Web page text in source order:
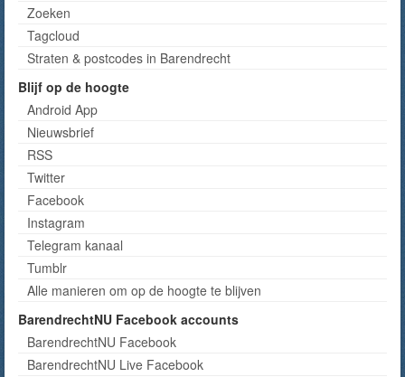
Zoeken
Tagcloud
Straten & postcodes in Barendrecht
Blijf op de hoogte
Android App
Nieuwsbrief
RSS
Twitter
Facebook
Instagram
Telegram kanaal
Tumblr
Alle manieren om op de hoogte te blijven
BarendrechtNU Facebook accounts
BarendrechtNU Facebook
BarendrechtNU Live Facebook